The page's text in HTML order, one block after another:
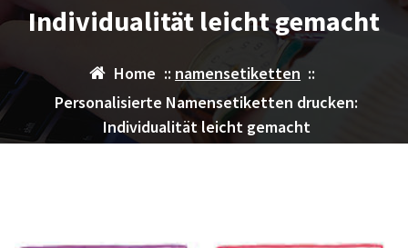
Individualität leicht gemacht
Home :: namensetiketten ::
Personalisierte Namensetiketten drucken:
Individualität leicht gemacht